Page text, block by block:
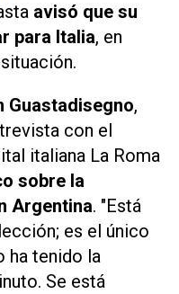
avisó que su
para Italia, en
Guastadisegno,
con el
italiana La Roma
sobre la
Argentina. "Está
es el único
ha tenido la
Se está